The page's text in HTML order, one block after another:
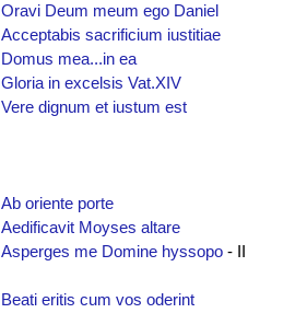
Oravi Deum meum ego Daniel
Acceptabis sacrificium iustitiae
Domus mea...in ea
Gloria in excelsis Vat.XIV
Vere dignum et iustum est
Ab oriente porte
Aedificavit Moyses altare
Asperges me Domine hyssopo- II
Beati eritis cum vos oderint